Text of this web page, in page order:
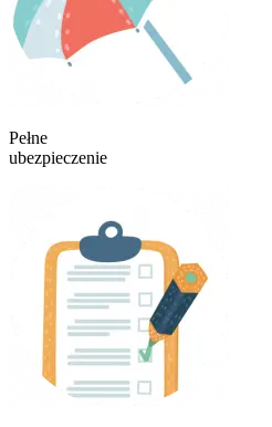
Pełne
ubezpieczenie